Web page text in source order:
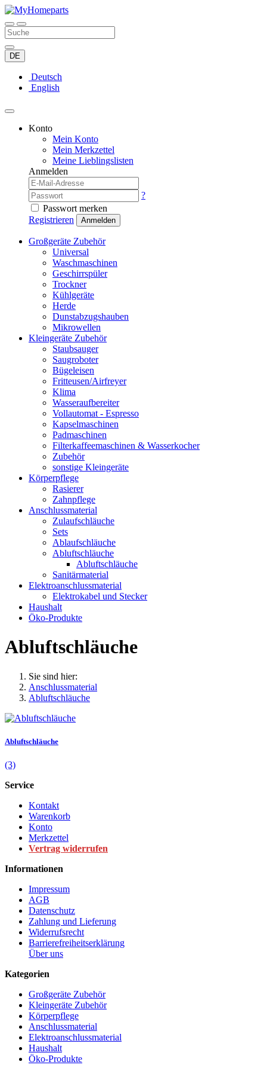
DE
Deutsch
English
Konto
Mein Konto
Mein Merkzettel
Meine Lieblingslisten
Anmelden
?
Passwort merken
Registrieren
Anmelden
Großgeräte Zubehör
Universal
Waschmaschinen
Geschirrspüler
Trockner
Kühlgeräte
Herde
Dunstabzugshauben
Mikrowellen
Kleingeräte Zubehör
Staubsauger
Saugroboter
Bügeleisen
Fritteusen/Airfreyer
Klima
Wasseraufbereiter
Vollautomat - Espresso
Kapselmaschinen
Padmaschinen
Filterkaffeemaschinen & Wasserkocher
Zubehör
sonstige Kleingeräte
Körperpflege
Rasierer
Zahnpflege
Anschlussmaterial
Zulaufschläuche
Sets
Ablaufschläuche
Abluftschläuche
Abluftschläuche
Sanitärmaterial
Elektroanschlussmaterial
Elektrokabel und Stecker
Haushalt
Öko-Produkte
Abluftschläuche
Sie sind hier:
Anschlussmaterial
Abluftschläuche
Abluftschläuche
(3)
Service
Kontakt
Warenkorb
Konto
Merkzettel
Vertrag widerrufen
Informationen
Impressum
AGB
Datenschutz
Zahlung und Lieferung
Widerrufsrecht
Barrierefreiheitserklärung
Über uns
Kategorien
Großgeräte Zubehör
Kleingeräte Zubehör
Körperpflege
Anschlussmaterial
Elektroanschlussmaterial
Haushalt
Öko-Produkte